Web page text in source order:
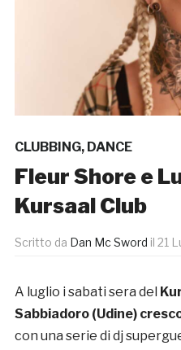
CLUBBING, DANCE
Fleur Shore e
Kursaal Club
Scritto da Dan Mc Sword il 21
A luglio i sabati sera del
Sabbiadoro (Udine)
con una serie di dj